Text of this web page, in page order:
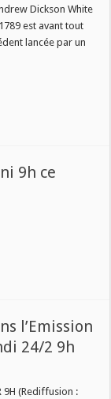
Dickson White
est avant tout
lancée par un
9h ce
l’Emission
24/2 9h
9H (Rediffusion :